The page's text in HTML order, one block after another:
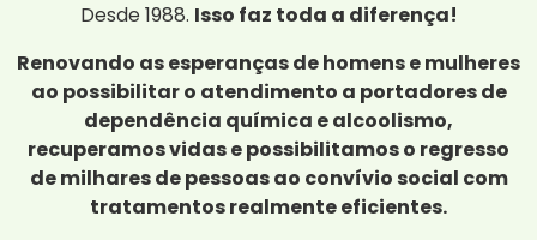
Desde 1988. Isso faz toda a diferença!
Renovando as esperanças de homens e mulheres
ao possibilitar o atendimento a portadores de
dependência química e alcoolismo,
recuperamos vidas e possibilitamos o regresso
de milhares de pessoas ao convívio social com
tratamentos realmente eficientes.